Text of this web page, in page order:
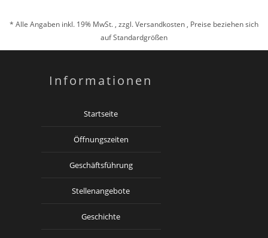
* Alle Angaben inkl. 19% MwSt. , zzgl.Versandkosten , Preise beziehen sich
auf Standardgrößen
Informationen
Startseite
Öffnungszeiten
Geschäftsführung
Stellenangebote
Geschichte